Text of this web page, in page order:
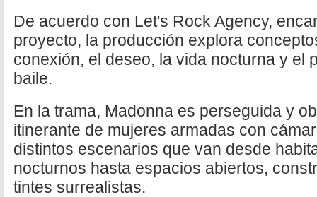
De acuerdo con Let's Rock Agency,
proyecto, la producción explora
conexión, el deseo, la vida nocturna y el
baile.
En la trama, Madonna es perseguida y
itinerante de mujeres armadas con
distintos escenarios que van desde
nocturnos hasta espacios abiertos,
tintes surrealistas.